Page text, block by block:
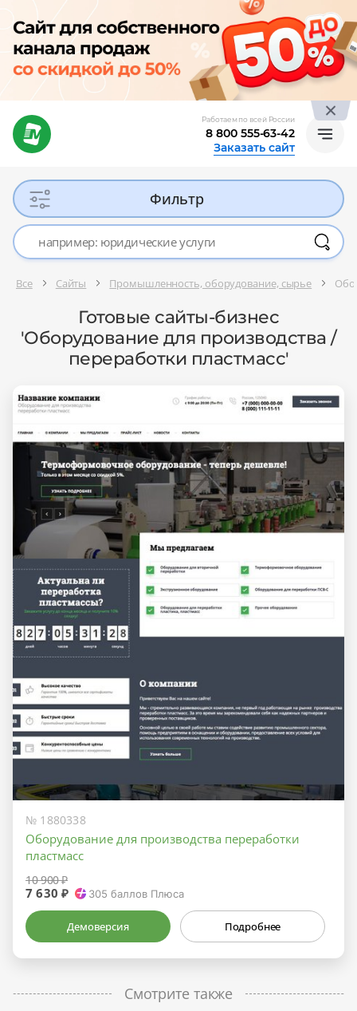
Работаем по всей России
8 800 555-63-42
Заказать сайт
Фильтр
Все Сайты Промышленность, оборудование, сырье
Готовые сайты-бизнес
'Оборудование для производства /
переработки пластмасс'
№ 1880338
Оборудование для производства переработки
пластмасс
10 900 ₽
7 630 ₽ 305 баллов Плюса
Демоверсия Подробнее
Смотрите также